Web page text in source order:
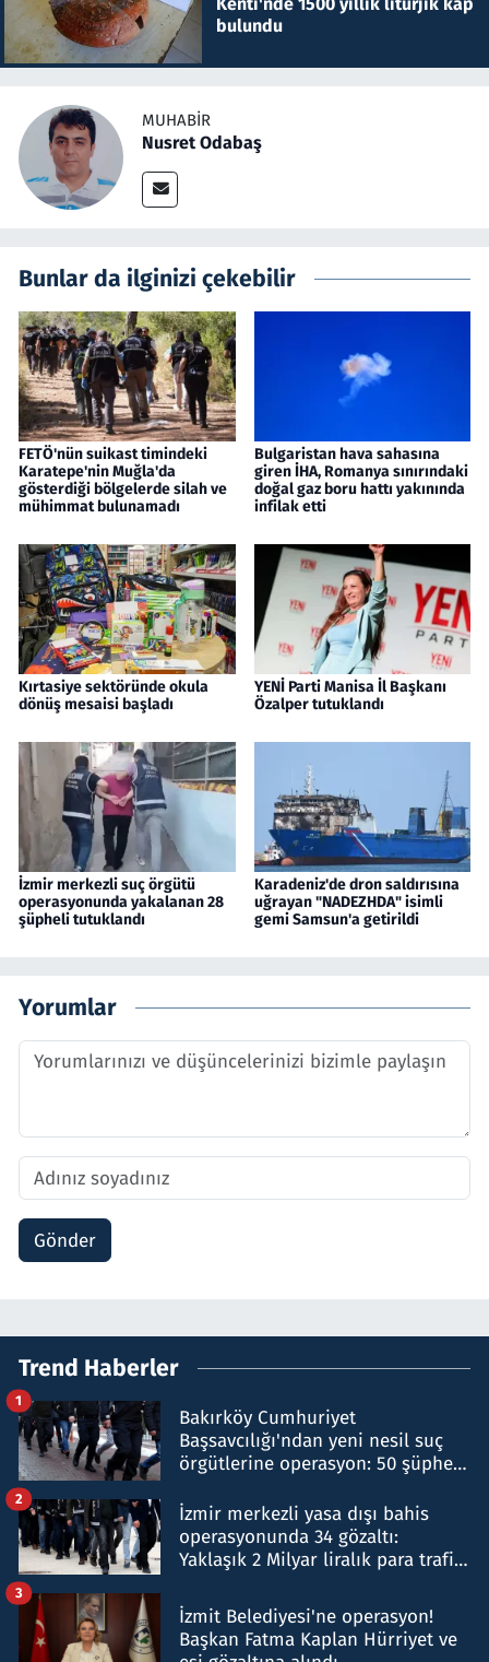
bulundu
MUHABIR
Nusret Odabaş
Bunlar da ilginizi çekebilir
FETÖ'nün suikast timindeki
Karatepe'nin Muğla'da
gösterdiği bölgelerde silah ve
mühimmat bulunamadı
Bulgaristan hava sahasına
giren İHA, Romanya sınırındaki
doğal gaz boru hattı yakınında
infilak etti
Kırtasiye sektöründe okula
dönüş mesaisi başladı
YENİ Parti Manisa İl Başkanı
Özalper tutuklandı
İzmir merkezli suç örgütü
operasyonunda yakalanan 28
şüpheli tutuklandı
Karadeniz'de dron saldırısına
uğrayan "NADEZHDA" isimli
gemi Samsun'a getirildi
Yorumlar
Gönder
Trend Haberler
Bakırköy Cumhuriyet
Başsavcılığı'ndan yeni nesil suç
örgütlerine operasyon: 50 şüpheli
1
İzmir merkezli yasa dışı bahis
operasyonunda 34 gözaltı:
Yaklaşık 2 Milyar liralık para trafiği
2
İzmit Belediyesi'ne operasyon!
Başkan Fatma Kaplan Hürriyet ve
3